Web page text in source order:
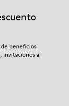
serraje
y
cómo cuidar de
.
beneficios
invitaciones a